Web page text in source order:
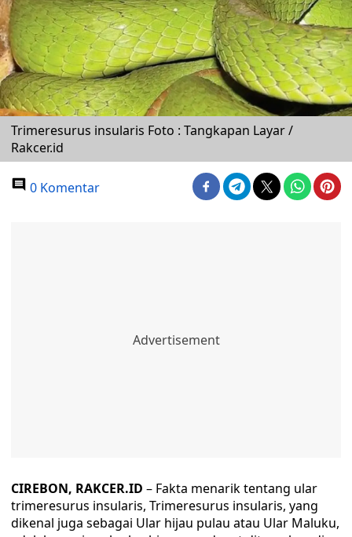
Trimeresurus insularis Foto : Tangkapan Layar /
Rakcer.id
0 Komentar
CIREBON, RAKCER.ID – Fakta menarik tentang ular
trimeresurus insularis, Trimeresurus insularis, yang
dikenal juga sebagai Ular hijau pulau atau Ular Maluku,